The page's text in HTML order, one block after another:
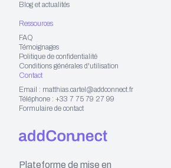
Blog et actualités
Ressources
FAQ
Témoignages
Politique de confidentialité
Conditions générales d'utilisation
Contact
Email : matthias.cartel@addconnect.fr
Téléphone : +33 7 75 79 27 99
Formulaire de contact
Plateforme de mise en